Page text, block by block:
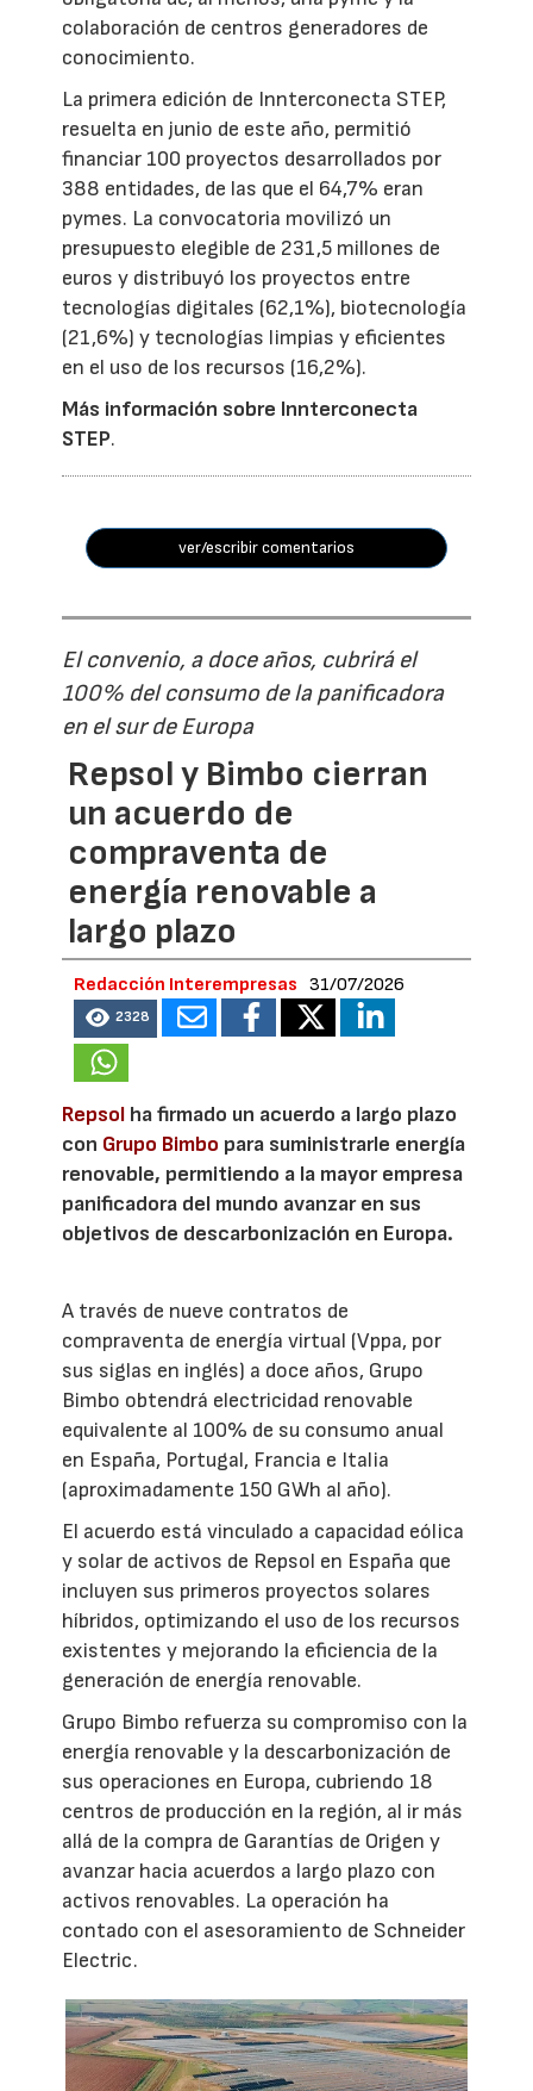
colaboración de centros generadores de
conocimiento.
La primera edición de Innterconecta STEP,
resuelta en junio de este año, permitió
financiar 100 proyectos desarrollados por
388 entidades, de las que el 64,7% eran
pymes. La convocatoria movilizó un
presupuesto elegible de 231,5 millones de
euros y distribuyó los proyectos entre
tecnologías digitales (62,1%), biotecnología
(21,6%) y tecnologías limpias y eficientes
en el uso de los recursos (16,2%).
Más información sobre Innterconecta
STEP.
ver/escribir comentarios
El convenio, a doce años, cubrirá el
100% del consumo de la panificadora
en el sur de Europa
Repsol y Bimbo cierran
un acuerdo de
compraventa de
energía renovable a
largo plazo
Redacción Interempresas 31/07/2026
2328
Repsol ha firmado un acuerdo a largo plazo
con Grupo Bimbo para suministrarle energía
renovable, permitiendo a la mayor empresa
panificadora del mundo avanzar en sus
objetivos de descarbonización en Europa.
A través de nueve contratos de
compraventa de energía virtual (Vppa, por
sus siglas en inglés) a doce años, Grupo
Bimbo obtendrá electricidad renovable
equivalente al 100% de su consumo anual
en España, Portugal, Francia e Italia
(aproximadamente 150 GWh al año).
El acuerdo está vinculado a capacidad eólica
y solar de activos de Repsol en España que
incluyen sus primeros proyectos solares
híbridos, optimizando el uso de los recursos
existentes y mejorando la eficiencia de la
generación de energía renovable.
Grupo Bimbo refuerza su compromiso con la
energía renovable y la descarbonización de
sus operaciones en Europa, cubriendo 18
centros de producción en la región, al ir más
allá de la compra de Garantías de Origen y
avanzar hacia acuerdos a largo plazo con
activos renovables. La operación ha
contado con el asesoramiento de Schneider
Electric.